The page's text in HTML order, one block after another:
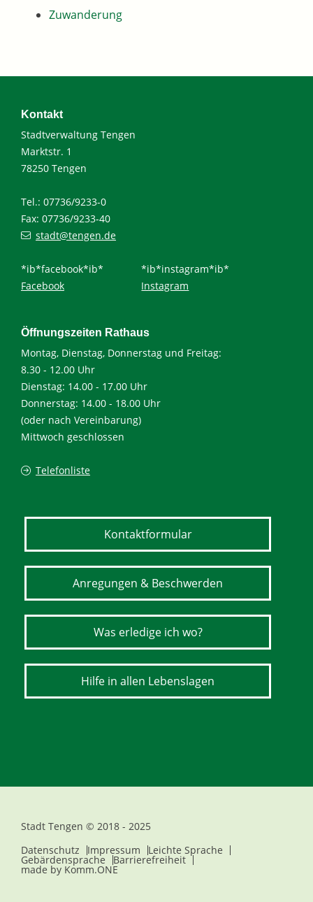
Zuwanderung
Kontakt
Stadtverwaltung Tengen
Marktstr. 1
78250 Tengen
Tel.: 07736/9233-0
Fax: 07736/9233-40
stadt@tengen.de
*ib*facebook*ib*
Facebook
*ib*instagram*ib*
Instagram
Öffnungszeiten Rathaus
Montag, Dienstag, Donnerstag und Freitag:
8.30 - 12.00 Uhr
Dienstag: 14.00 - 17.00 Uhr
Donnerstag: 14.00 - 18.00 Uhr
(oder nach Vereinbarung)
Mittwoch geschlossen
Telefonliste
Kontaktformular
Anregungen & Beschwerden
Was erledige ich wo?
Hilfe in allen Lebenslagen
Stadt Tengen © 2018 - 2025
Datenschutz
Impressum Leichte Sprache
Gebärdensprache Barrierefreiheit
made by Komm.ONE